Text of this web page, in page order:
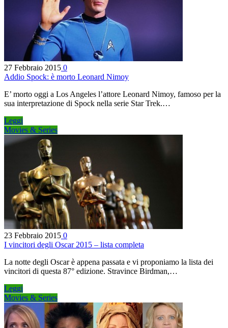
27 Febbraio 2015 0
Addio Spock: è morto Leonard Nimoy
E’ morto oggi a Los Angeles l’attore Leonard Nimoy, famoso per la
sua interpretazione di Spock nella serie Star Trek.…
Leggi
Movies & Series
23 Febbraio 2015 0
I vincitori degli Oscar 2015 – lista completa
La notte degli Oscar è appena passata e vi proponiamo la lista dei
vincitori di questa 87° edizione. Stravince Birdman,…
Leggi
Movies & Series